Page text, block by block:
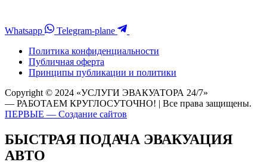
Whatsapp
Telegram-plane
Политика конфиденциальности
Публичная оферта
Принципы публикации и политики
Copyright © 2024 «УСЛУГИ ЭВАКУАТОРА 24/7»
— РАБОТАЕМ КРУГЛОСУТОЧНО! | Все права защищены.
ПЕРВЫЕ — Создание сайтов
БЫСТРАЯ ПОДАЧА ЭВАКУАЦИЯ
АВТО